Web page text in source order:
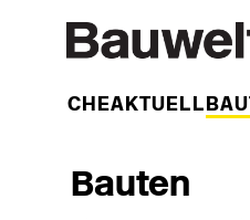
WOCHEAKTUELL
Bauten